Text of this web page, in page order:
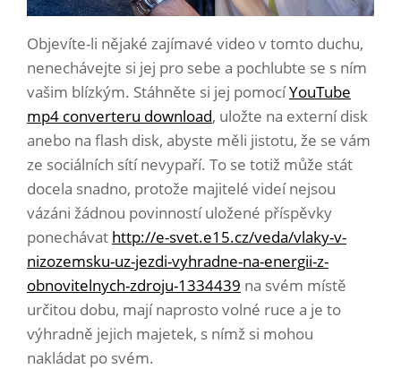
Objevíte-li nějaké zajímavé video v tomto duchu,
nenechávejte si jej pro sebe a pochlubte se s ním
vašim blízkým. Stáhněte si jej pomocíYouTube
mp4 converteru download, uložte na externí disk
anebo na flash disk, abyste měli jistotu, že se vám
ze sociálních sítí nevypaří. To se totiž může stát
docela snadno, protože majitelé videí nejsou
vázáni žádnou povinností uložené příspěvky
ponechávat http://e-svet.e15.cz/veda/vlaky-v-
nizozemsku-uz-jezdi-vyhradne-na-energii-z-
obnovitelnych-zdroju-1334439 na svém místě
určitou dobu, mají naprosto volné ruce a je to
výhradně jejich majetek, s nímž si mohou
nakládat po svém.